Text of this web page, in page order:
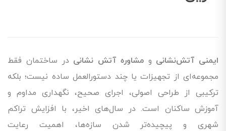
ایمنی آتش‌نشانی و مشاوره آتش نشانی در ساختمان فقط
مجموعه‌ای از تجهیزات یا چند دستورالعمل ساده نیست؛ بلکه
ترکیبی از طراحی اصولی، اجرای صحیح، نگهداری مداوم و
آموزش ساکنان است. در سال‌های اخیر، با افزایش تراکم
شهری و پیچیده‌تر شدن سازه‌ها، اهمیت رعایت